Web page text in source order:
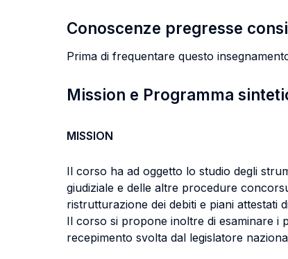
Conoscenze pregresse
Prima di frequentare questo
Mission e Programma
MISSION
Il corso ha ad oggetto lo studio degli
giudiziale e delle altre procedure
ristrutturazione dei debiti e piani attestati
Il corso si propone inoltre di esaminare i
recepimento svolta dal legislatore